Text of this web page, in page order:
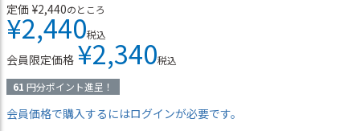
定価 ¥2,440のところ
¥2,440税込
会員限定価格 ¥2,340税込
61 円分ポイント進呈！
会員価格で購入するにはログインが必要です。